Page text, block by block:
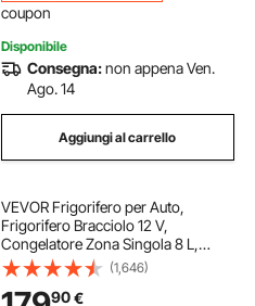
coupon
Disponibile
Consegna:non appena Ven.
Ago. 14
Aggiungi al carrello
VEVOR Frigorifero per Auto,
Frigorifero Bracciolo 12 V,
Congelatore Zona Singola 8 L,
Gamma Regolabile -20 ~ 20 ℃,
Raffreddamento a Compressore
12/24 V CC e 100-240 V CA per
(1,646)
90€